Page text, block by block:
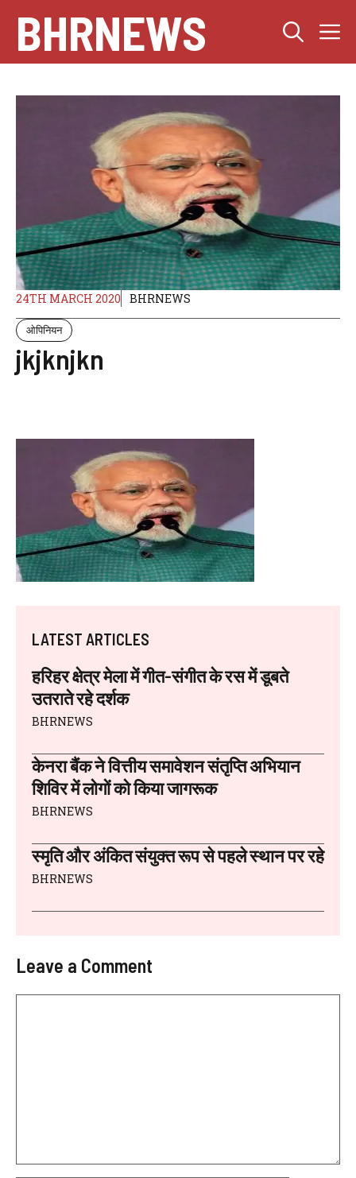
content
BHRNEWS
24TH MARCH 2020 BHRNEWS
ओपिनियन
jkjknjkn
LATEST ARTICLES
हरिहर क्षेत्र मेला में गीत-संगीत के रस में डूबते
उतराते रहे दर्शक
BHRNEWS
केनरा बैंक ने वित्तीय समावेशन संतृप्ति अभियान
शिविर में लोगों को किया जागरूक
BHRNEWS
स्मृति और अंकित संयुक्त रूप से पहले स्थान पर रहे
BHRNEWS
Leave a Comment